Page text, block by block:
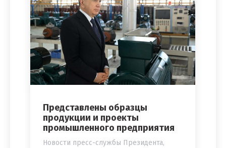
Представлены образцы
продукции и проекты
промышленного предприятия
Новости пресс-службы Президента,